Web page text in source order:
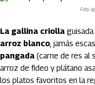
Foto
La gallina criolla
arroz blanco, jamás
pangada (carne de res al
arroz de fideo y plátano
los platos favoritos en la